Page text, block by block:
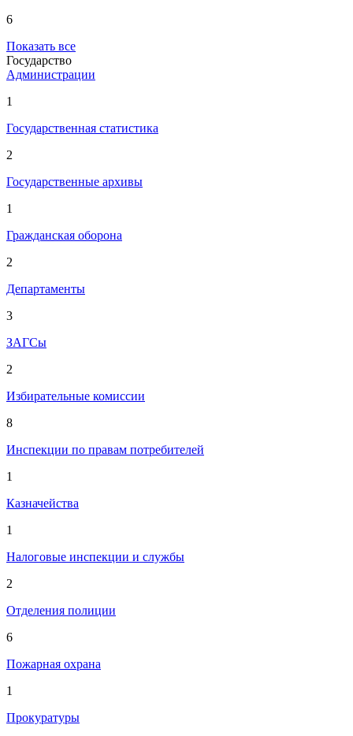
6
Показать все
Государство
Администрации
1
Государственная статистика
2
Государственные архивы
1
Гражданская оборона
2
Департаменты
3
ЗАГСы
2
Избирательные комиссии
8
Инспекции по правам потребителей
1
Казначейства
1
Налоговые инспекции и службы
2
Отделения полиции
6
Пожарная охрана
1
Прокуратуры